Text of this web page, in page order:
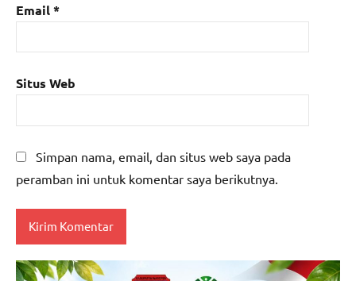
Email*
Situs Web
Simpan nama, email, dan situs web saya pada
peramban ini untuk komentar saya berikutnya.